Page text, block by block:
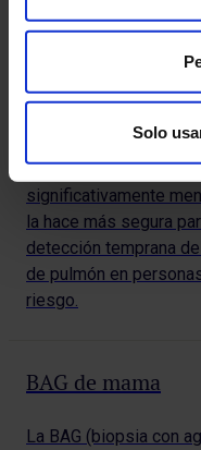
Solo
La TC de tórax de
un examen que utiliza
para crear imágenes
del TC de tórax
utiliza una dosis de
significativamente
la hace más segura
detección temprana
de pulmón en
riesgo.
BAG de mama
La BAG (biopsia con